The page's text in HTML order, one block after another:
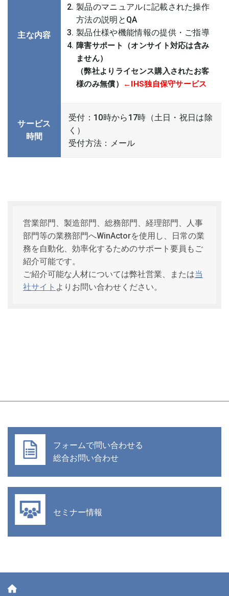
主な内容
製品のマニュアルに記載された操作
方法の説明とQA
製品仕様や機能情報の提供・ご指導
障害サポート（オンサイト対応は含み
ません）
（弊社よりライセンス購入されたお客
様のみ無償）
←IHS独自保守サービス
サービス
時間
受付：10時から17時（土日・祝日は除
く）
受付方法：メール
営業部門、製造部門、総務部門、経理部門、人事
部門等の業務部門へWinActorを使用し、日常の業
務を自動化、効率化するためのサポート要員もご
紹介可能です。
ご紹介可能な人材については弊社営業、または当
社サイト よりお問い合わせください。
フォームで問い合わせる
総合お問い合わせ
セミナー情報